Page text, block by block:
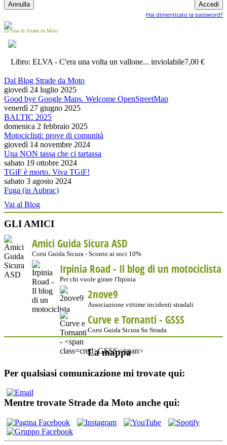
Hai dimenticato la password?
Le cose di Strade da Moto
Libro: ELVA - C'era una volta un vallone... inviolabile7,00 €
Dal Blog Strade da Moto
giovedì 24 luglio 2025
Good bye Google Maps. Welcome OpenStreetMap
venerdì 27 giugno 2025
BALTIC 2025
domenica 2 febbraio 2025
Motociclisti: prove di comunità
giovedì 14 novembre 2024
Una NON tassa che ci tartassa
sabato 19 ottobre 2024
TGiF è morto. Viva TGiF!
sabato 3 agosto 2024
Fuga (in Aubrac)
Vai al Blog
GLI AMICI
Amici Guida Sicura ASD
Corsi Guida Sicura - Sconto ai soci 10%
Irpinia Road - Il blog di un motociclista
Per chi vuole girare l'Irpinia
2nove9
Associazione vittime incidenti stradali
Curve e Tornanti - GSSS
Corsi Guida Sicura Su Strada
La mappa
Per qualsiasi comunicazione mi trovate qui:
Mentre trovate Strade da Moto anche qui: